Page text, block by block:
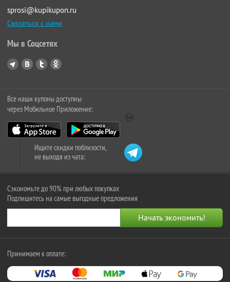
sprosi@kupikupon.ru
Связаться с нами
Мы в Соцсетях
Все наши купоны доступны
через Мобильное Приложение:
Ищите скидки поблизости,
не выходя из чата:
Сэкономьте до 90% при любых покупках
Подпишитесь на самые выгодные предложения
Принимаем к оплате: